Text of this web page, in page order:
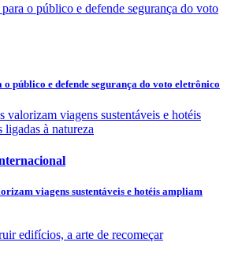
público e defende segurança do voto eletrônico
viagens sustentáveis e hotéis ampliam